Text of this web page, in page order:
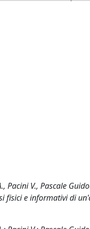
Pacini V., Pascale
fisici e informativi di